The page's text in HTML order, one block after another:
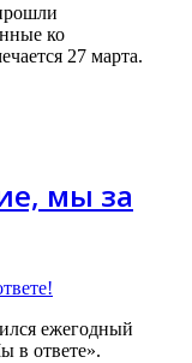
ко
27 марта.
мы за
ежегодный
в ответе».